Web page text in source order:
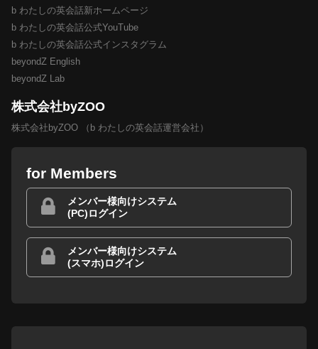
b わたしの英会話新ホームページ
b わたしの英会話公式YouTube
b わたしの英会話公式インスタグラム
beyondZ English
beyondZ Lab
株式会社byZOO
株式会社byZOO （b わたしの英会話運営会社）
for Members
メンバー様向けシステム
(PC)ログイン
メンバー様向けシステム
(スマホ)ログイン